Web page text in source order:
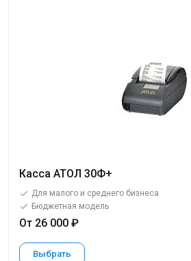
Касса АТОЛ 30Ф+
Для малого и среднего бизнеса
Бюджетная модель
От 26 000 ₽
Выбрать